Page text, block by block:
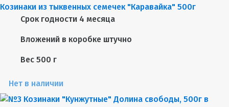
Козинаки из тыквенных семечек "Каравайка" 500г
Срок годности 4 месяца
Вложений в коробке штучно
Вес 500 г
Нет в наличии